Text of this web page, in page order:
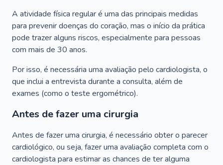
A atividade física regular é uma das principais medidas
para prevenir doenças do coração, mas o início da prática
pode trazer alguns riscos, especialmente para pessoas
com mais de 30 anos.
Por isso, é necessária uma avaliação pelo cardiologista, o
que inclui a entrevista durante a consulta, além de
exames (como o teste ergométrico).
Antes de fazer uma cirurgia
Antes de fazer uma cirurgia, é necessário obter o parecer
cardiológico, ou seja, fazer uma avaliação completa com o
cardiologista para estimar as chances de ter alguma